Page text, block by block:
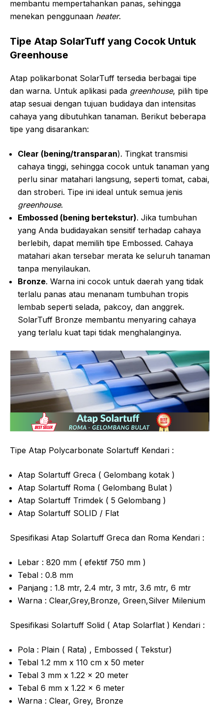
membantu mempertahankan panas, sehingga
menekan penggunaan heater.
Tipe Atap SolarTuff yang Cocok Untuk
Greenhouse
Atap polikarbonat SolarTuff tersedia berbagai tipe
dan warna. Untuk aplikasi pada greenhouse, pilih tipe
atap sesuai dengan tujuan budidaya dan intensitas
cahaya yang dibutuhkan tanaman. Berikut beberapa
tipe yang disarankan:
Clear (bening/transparan). Tingkat transmisi
cahaya tinggi, sehingga cocok untuk tanaman yang
perlu sinar matahari langsung, seperti tomat, cabai,
dan stroberi. Tipe ini ideal untuk semua jenis
greenhouse.
Embossed (bening bertekstur). Jika tumbuhan
yang Anda budidayakan sensitif terhadap cahaya
berlebih, dapat memilih tipe Embossed. Cahaya
matahari akan tersebar merata ke seluruh tanaman
tanpa menyilaukan.
Bronze. Warna ini cocok untuk daerah yang tidak
terlalu panas atau menanam tumbuhan tropis
lembab seperti selada, pakcoy, dan anggrek.
SolarTuff Bronze membantu menyaring cahaya
yang terlalu kuat tapi tidak menghalanginya.
Tipe Atap Polycarbonate Solartuff Kendari :
Atap Solartuff Greca ( Gelombang kotak )
Atap Solartuff Roma ( Gelombang Bulat )
Atap Solartuff Trimdek ( 5 Gelombang )
Atap Solartuff SOLID / Flat
Spesifikasi Atap Solartuff Greca dan Roma Kendari :
Lebar : 820 mm ( efektif 750 mm )
Tebal : 0.8 mm
Panjang : 1.8 mtr, 2.4 mtr, 3 mtr, 3.6 mtr, 6 mtr
Warna : Clear,Grey,Bronze, Green,Silver Milenium
Spesifikasi Solartuff Solid ( Atap Solarflat ) Kendari :
Pola : Plain ( Rata) , Embossed ( Tekstur)
Tebal 1.2 mm x 110 cm x 50 meter
Tebal 3 mm x 1.22 x 20 meter
Tebal 6 mm x 1.22 x 6 meter
Warna : Clear, Grey, Bronze